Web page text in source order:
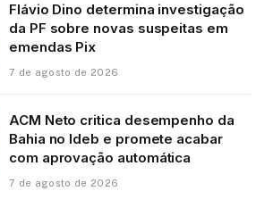
Flávio Dino determina investigação
da PF sobre novas suspeitas em
emendas Pix
7 de agosto de 2026
ACM Neto critica desempenho da
Bahia no Ideb e promete acabar
com aprovação automática
7 de agosto de 2026